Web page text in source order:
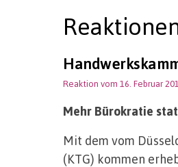
Reaktion vom 16. Februar
Mehr Bürokratie
Mit dem vom
(KTG) kommen